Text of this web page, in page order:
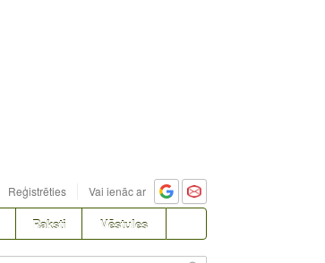
Reģistrēties Vai ienāc ar
Raksti Vēstules